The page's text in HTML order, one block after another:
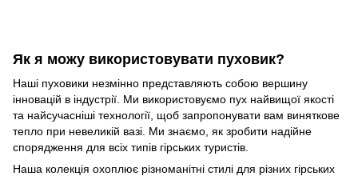
Як я можу використовувати пуховик?
Наші пуховики незмінно представляють собою вершину
інновацій в індустрії. Ми використовуємо пух найвищої якості
та найсучасніші технології, щоб запропонувати вам виняткове
тепло при невеликій вазі. Ми знаємо, як зробити надійне
спорядження для всіх типів гірських туристів.
Наша колекція охоплює різноманітні стилі для різних гірських